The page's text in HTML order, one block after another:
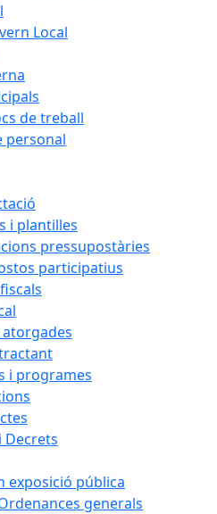
Local
de treball
personal
i plantilles
pressupostàries
participatius
i programes
Decrets
exposició pública
generals